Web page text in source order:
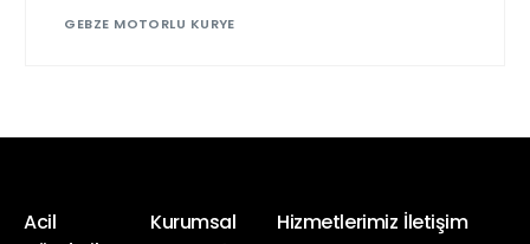
GEBZE MOTORLU KURYE
Acil
Kurumsal Hizmetlerimiz İletişim